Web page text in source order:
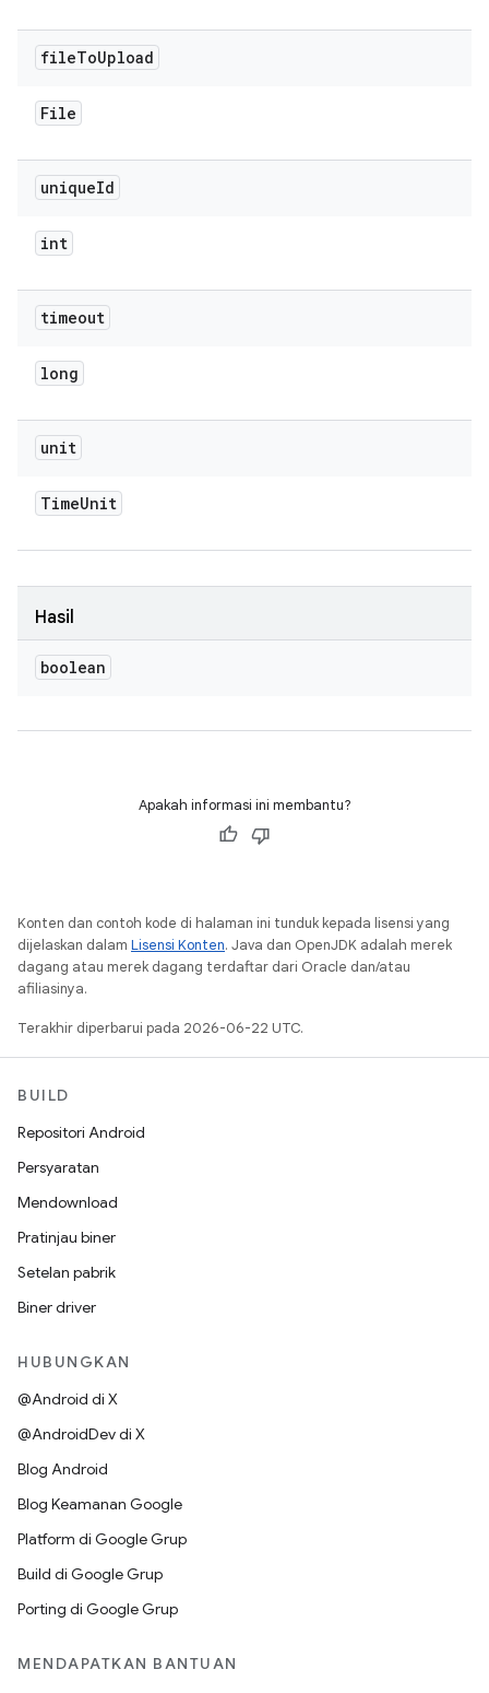
fileToUpload
File
uniqueId
int
timeout
long
unit
TimeUnit
Hasil
boolean
Apakah informasi ini membantu?
Konten dan contoh kode di halaman ini tunduk kepada lisensi yang
dijelaskan dalam Lisensi Konten. Java dan OpenJDK adalah merek
dagang atau merek dagang terdaftar dari Oracle dan/atau
afiliasinya.
Terakhir diperbarui pada 2026-06-22 UTC.
BUILD
Repositori Android
Persyaratan
Mendownload
Pratinjau biner
Setelan pabrik
Biner driver
HUBUNGKAN
@Android di X
@AndroidDev di X
Blog Android
Blog Keamanan Google
Platform di Google Grup
Build di Google Grup
Porting di Google Grup
MENDAPATKAN BANTUAN